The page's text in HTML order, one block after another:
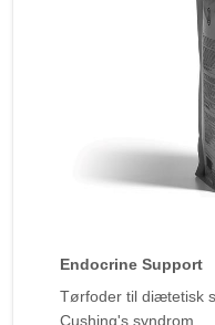
Endocrine Support
Tørfoder til diætetisk
Cushing's syndrom